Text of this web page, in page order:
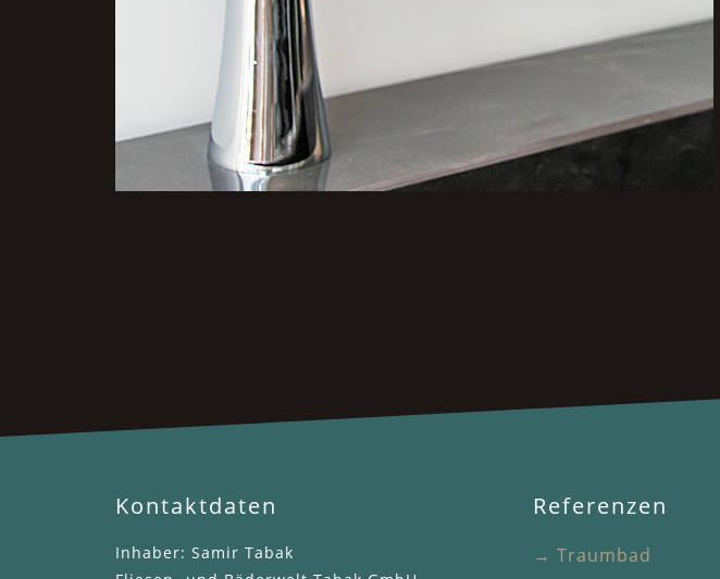
Kontaktdaten
Inhaber: Samir Tabak
Referenzen
→ Traumbad